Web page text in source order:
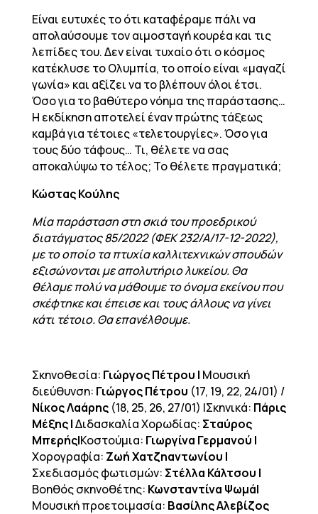
Είναι ευτυχές το ότι καταφέραμε πάλι να
απολαύσουμε τον αιμοσταγή κουρέα και τις
λεπίδες του. Δεν είναι τυχαίο ότι ο κόσμος
κατέκλυσε το Ολυμπία, το οποίο είναι «μαγαζί
γωνία» και αξίζει να το βλέπουν όλοι έτσι.
Όσο για το βαθύτερο νόημα της παράστασης…
Η εκδίκηση αποτελεί έναν πρώτης τάξεως
καμβά για τέτοιες «τελετουργίες». Όσο για
τους δύο τάφους… Τι, θέλετε να σας
αποκαλύψω το τέλος; Το θέλετε πραγματικά;
Κώστας Κούλης
Μία παράσταση στη σκιά του προεδρικού
διατάγματος 85/2022 (ΦΕΚ 232/Α/17-12-2022),
με το οποίο τα πτυχία καλλιτεχνικών σπουδών
εξισώνονται με απολυτήριο λυκείου. Θα
θέλαμε πολύ να μάθουμε το όνομα εκείνου που
σκέφτηκε και έπεισε και τους άλλους να γίνει
κάτι τέτοιο. Θα επανέλθουμε.
Σκηνοθεσία: Γιώργος Πέτρου | Μουσική
διεύθυνση: Γιώργος Πέτρου (17, 19, 22, 24/01) /
Νίκος Λαάρης(18, 25, 26, 27/01) |Σκηνικά: Πάρις
Μέξης |Διδασκαλία Χορωδίας: Σταύρος
Μπερής|Κοστούμια: Γιωργίνα Γερμανού |
Χορογραφία: Ζωή Χατζηαντωνίου |
Σχεδιασμός φωτισμών: Στέλλα Κάλτσου |
Βοηθός σκηνοθέτης: Κωνσταντίνα Ψωμά|
Μουσική προετοιμασία: Βασίλης Αλεβίζος